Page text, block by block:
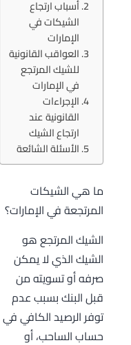
أسباب ارتجاع
الشيكات في
الإمارات
العواقب القانونية
للشيك المرتجع
في الإمارات
الإجراءات
القانونية عند
ارتجاع الشيك
الأسئلة الشائعة
ما هي الشيكات
المرتجعة في الإمارات؟
الشيك المرتجع هو
الشيك الذي لا يمكن
صرفه أو تسويته من
قبل البنك بسبب عدم
توفر الرصيد الكافي في
حساب الساحب، أو